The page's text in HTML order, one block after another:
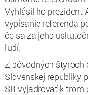
Vyhlásil ho prezident
vypísanie referenda
čo sa za jeho
ľudí.
Z pôvodných štyroch
Slovenskej republiky
SR vyjadrovať k trom